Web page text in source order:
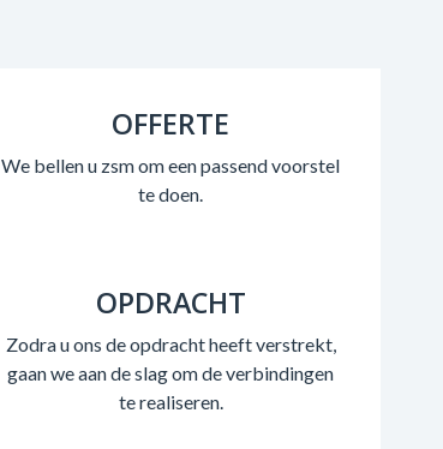
OFFERTE
We bellen u zsm om een passend voorstel
te doen.
OPDRACHT
Zodra u ons de opdracht heeft verstrekt,
gaan we aan de slag om de verbindingen
te realiseren.